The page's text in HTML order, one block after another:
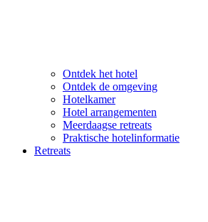
Ontdek het hotel
Ontdek de omgeving
Hotelkamer
Hotel arrangementen
Meerdaagse retreats
Praktische hotelinformatie
Retreats